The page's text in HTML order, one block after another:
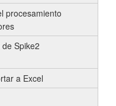
procesamiento
Spike2
a Excel